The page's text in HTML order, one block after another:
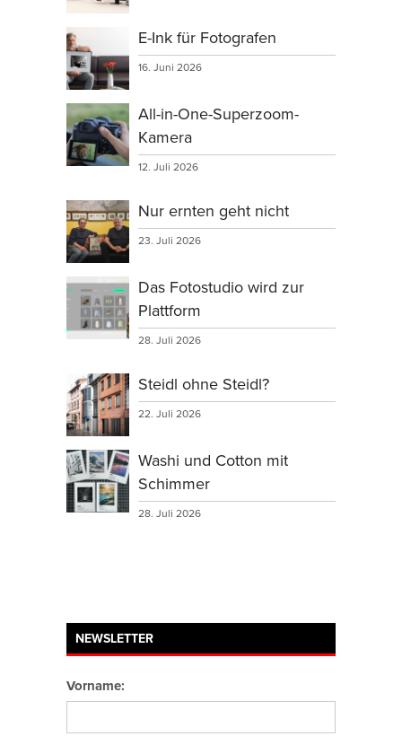
E-Ink für Fotografen
16. Juni 2026
All-in-One-Superzoom-
Kamera
12. Juli 2026
Nur ernten geht nicht
23. Juli 2026
Das Fotostudio wird zur
Plattform
28. Juli 2026
Steidl ohne Steidl?
22. Juli 2026
Washi und Cotton mit
Schimmer
28. Juli 2026
NEWSLETTER
Vorname: